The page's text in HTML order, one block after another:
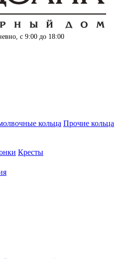
с 9:00 до 18:00
кольца Прочие кольца
Кресты